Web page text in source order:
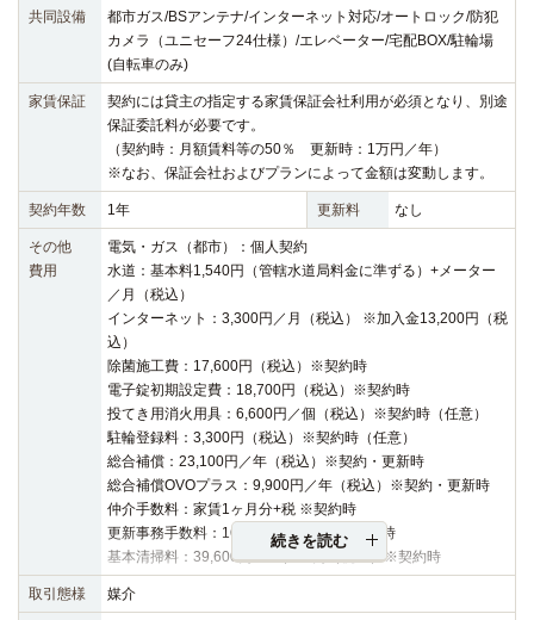
共同設備
都市ガス/BSアンテナ/インターネット対応/オートロック/防犯
カメラ（ユニセーフ24仕様）/エレベーター/宅配BOX/駐輪場
(自転車のみ)
家賃保証
契約には貸主の指定する家賃保証会社利用が必須となり、別途
保証委託料が必要です。
（契約時：月額賃料等の50％ 更新時：1万円／年）
※なお、保証会社およびプランによって金額は変動します。
契約年数 1年 更新料 なし
その他
費用
電気・ガス（都市）：個人契約
水道：基本料1,540円（管轄水道局料金に準ずる）+メーター
／月（税込）
インターネット：3,300円／月（税込） ※加入金13,200円（税
込）
除菌施工費：17,600円（税込）※契約時
電子錠初期設定費：18,700円（税込）※契約時
投てき用消火用具：6,600円／個（税込）※契約時（任意）
駐輪登録料：3,300円（税込）※契約時（任意）
総合補償：23,100円／年（税込）※契約・更新時
総合補償OVOプラス：9,900円／年（税込）※契約・更新時
仲介手数料：家賃1ヶ月分+税 ※契約時
更新事務手数料：16,500円（税込）※更新時
基本清掃料：39,600円～42,900円（税込）※契約時
続きを読む
取引態様 媒介